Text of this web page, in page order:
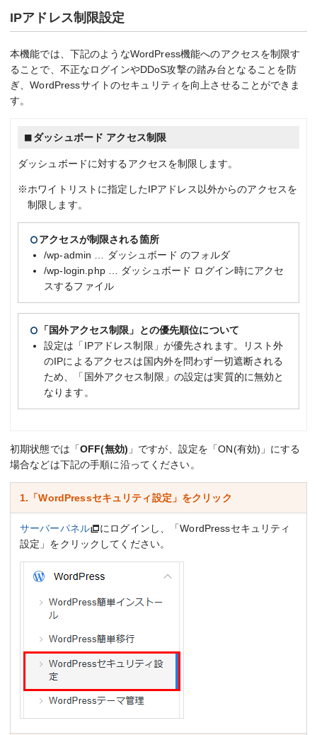
IPアドレス制限設定
本機能では、下記のようなWordPress機能へのアクセスを制限す
ることで、不正なログインやDDoS攻撃の踏み台となることを防
ぎ、WordPressサイトのセキュリティを向上させることができま
す。
ダッシュボード アクセス制限
ダッシュボードに対するアクセスを制限します。
※ホワイトリストに指定したIPアドレス以外からのアクセスを
制限します。
アクセスが制限される箇所
/wp-admin … ダッシュボード のフォルダ
/wp-login.php … ダッシュボード ログイン時にアクセ
スするファイル
「国外アクセス制限」との優先順位について
設定は「IPアドレス制限」が優先されます。リスト外
のIPによるアクセスは国内外を問わず一切遮断される
ため、「国外アクセス制限」の設定は実質的に無効と
なります。
初期状態では「OFF(無効) 」ですが、設定を「ON(有効)」にする
場合などは下記の手順に沿ってください。
1.「WordPressセキュリティ設定」をクリック
サーバーパネル
にログインし、「WordPressセキュリティ
設定」をクリックしてください。